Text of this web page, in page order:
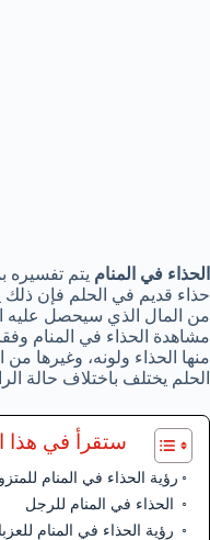
الحذاء في المنام يتم تفسيره
حذاء قديم في الحلم فإن ذلك
من المال الذي سيحصل عليه
مشاهدة الحذاء في المنام
منها الحذاء ولونه، وغيرها
الحلم يختلف باختلاف حالة
ستقرأ في هذا
رؤية الحذاء في المنام
الحذاء في المنام للرجل
رؤية الحذاء في المنام